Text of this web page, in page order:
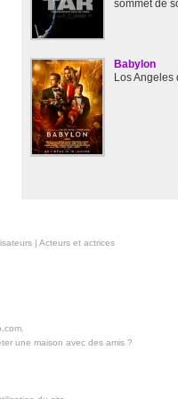
sommet de
Babylon
Los Angeles
| Acteurs et actrices
une maison avec des amis?